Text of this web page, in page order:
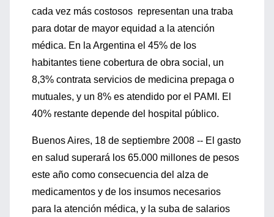
cada vez más costosos representan una traba
para dotar de mayor equidad a la atención
médica. En la Argentina el 45% de los
habitantes tiene cobertura de obra social, un
8,3% contrata servicios de medicina prepaga o
mutuales, y un 8% es atendido por el PAMI. El
40% restante depende del hospital público.
Buenos Aires, 18 de septiembre 2008 -- El gasto
en salud superará los 65.000 millones de pesos
este año como consecuencia del alza de
medicamentos y de los insumos necesarios
para la atención médica, y la suba de salarios